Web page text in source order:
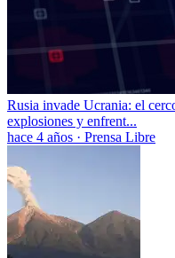
Rusia invade Ucrania: el
explosiones y enfrent...
hace 4 años · Prensa Libre